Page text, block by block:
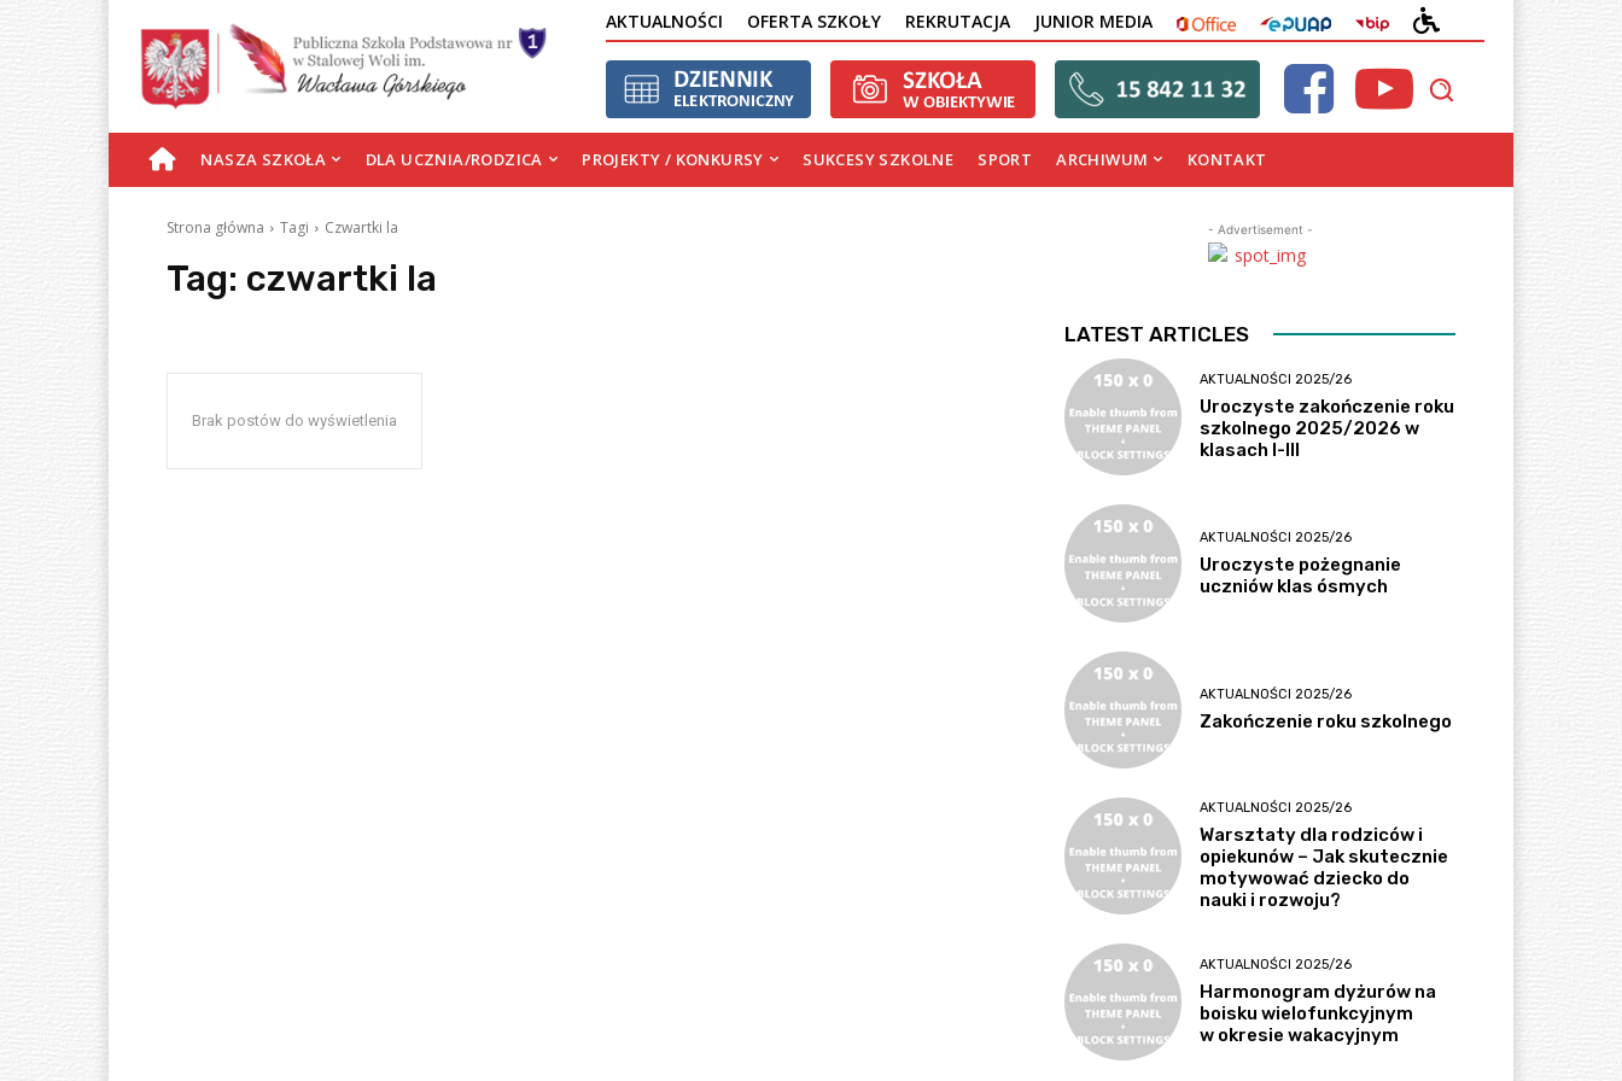
AKTUALNOŚCI OFERTA SZKOŁY REKRUTACJA JUNIOR MEDIA OFFICE EPUAP BIP
DOSTĘPNOŚCI
S
R
NASZA SZKOŁA DLA UCZNIA/RODZICA PROJEKTY / KONKURSY SUKCESY SZKOLNE SPORT ARCHIWUM KONTAKT
Strona główna Tagi Czwartki la
Tag: czwartki la
Brak postów do wyświetlenia
- Advertisement -
LATEST ARTICLES
AKTUALNOŚCI 2025/26
Uroczyste zakończenie roku
szkolnego 2025/2026 w
klasach I-III
AKTUALNOŚCI 2025/26
Uroczyste pożegnanie
uczniów klas ósmych
AKTUALNOŚCI 2025/26
Zakończenie roku szkolnego
AKTUALNOŚCI 2025/26
Warsztaty dla rodziców i
opiekunów – Jak skutecznie
motywować dziecko do
nauki i rozwoju?
AKTUALNOŚCI 2025/26
Harmonogram dyżurów na
boisku wielofunkcyjnym
w okresie wakacyjnym